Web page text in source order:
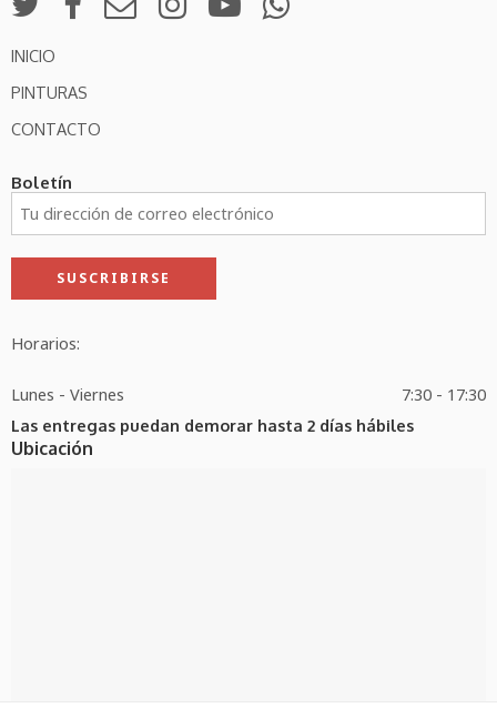
INICIO
PINTURAS
CONTACTO
Boletín
Horarios:
Lunes - Viernes 7:30 - 17:30
Las entregas puedan demorar hasta 2 días hábiles
Ubicación